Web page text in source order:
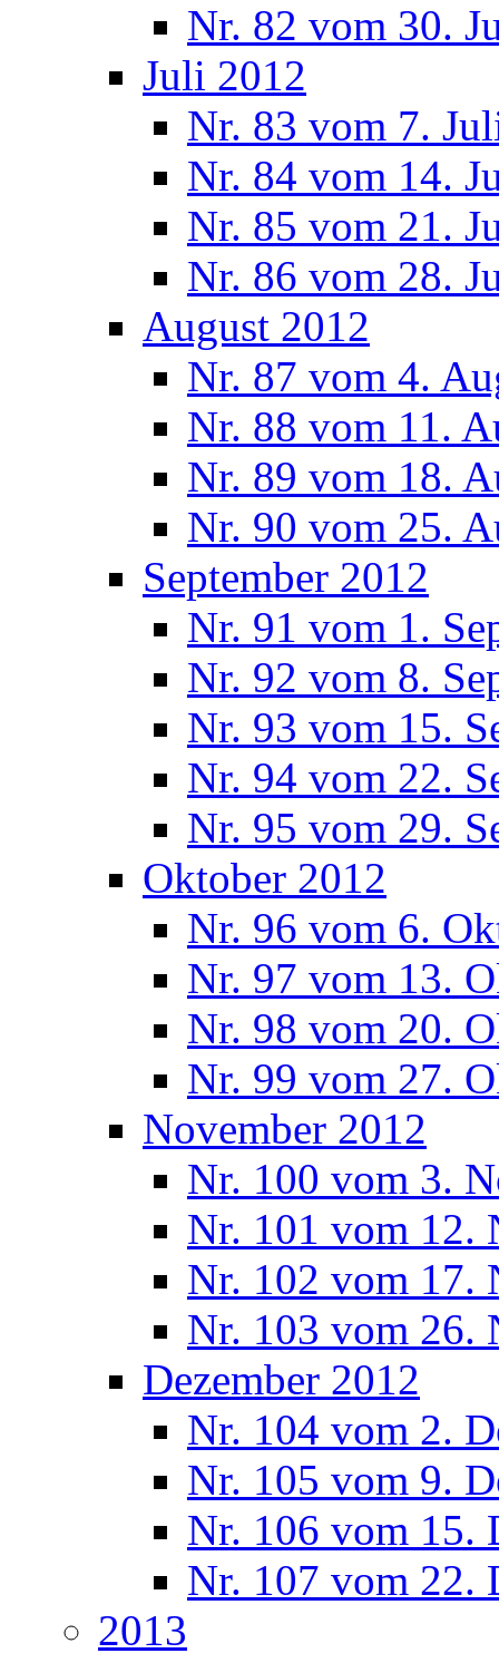
Nr. 82 vom 30.
Juli 2012
Nr. 83 vom 7.
Nr. 84 vom 14.
Nr. 85 vom 21.
Nr. 86 vom 28.
August 2012
Nr. 87 vom 4.
Nr. 88 vom 11.
Nr. 89 vom 18.
Nr. 90 vom 25.
September 2012
Nr. 91 vom 1.
Nr. 92 vom 8.
Nr. 93 vom 15.
Nr. 94 vom 22.
Nr. 95 vom 29.
Oktober 2012
Nr. 96 vom 6.
Nr. 97 vom 13.
Nr. 98 vom 20.
Nr. 99 vom 27.
November 2012
Nr. 100 vom 3.
Nr. 101 vom 12.
Nr. 102 vom 17.
Nr. 103 vom 26.
Dezember 2012
Nr. 104 vom 2.
Nr. 105 vom 9.
Nr. 106 vom 15.
Nr. 107 vom 22.
2013